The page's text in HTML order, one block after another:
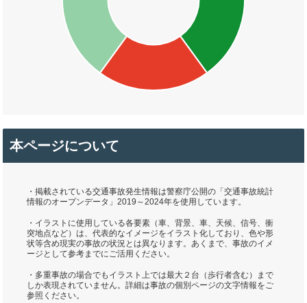
本ページについて
・掲載されている交通事故発生情報は警察庁公開の「交通事故統計
情報のオープンデータ」2019～2024年を使用しています。
・イラストに使用している各要素（車、背景、車、天候、信号、衝
突地点など）は、代表的なイメージをイラスト化しており、色や形
状等含め現実の事故の状況とは異なります。あくまで、事故のイメ
ージとして参考までにご活用ください。
・多重事故の場合でもイラスト上では最大２台（歩行者含む）まで
しか表現されていません。詳細は事故の個別ページの文字情報をご
参照ください。